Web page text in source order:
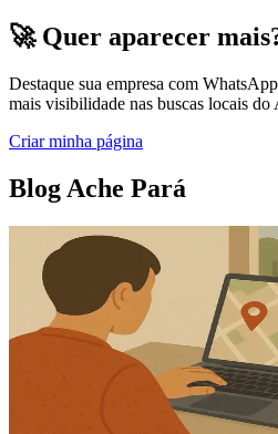
🚀 Quer aparecer
Destaque sua empresa com
mais visibilidade nas buscas locais do
Criar minha página
Blog Ache Pará